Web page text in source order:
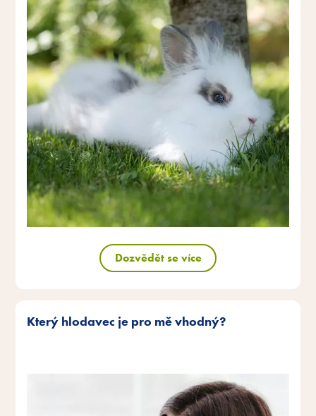
Dozvědět se více
Který hlodavec je pro mě vhodný?